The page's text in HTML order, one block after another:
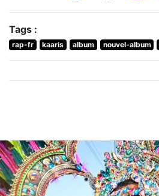
Tags :
rap-fr kaaris album nouvel-album